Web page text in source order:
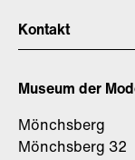
Kontakt
Museum der
Mönchsberg
Mönchsberg 32